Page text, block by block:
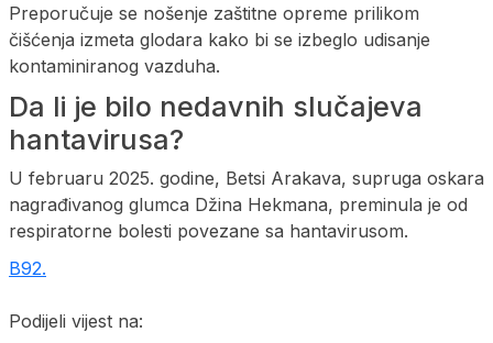
Preporučuje se nošenje zaštitne opreme prilikom
čišćenja izmeta glodara kako bi se izbeglo udisanje
kontaminiranog vazduha.
Da li je bilo nedavnih slučajeva
hantavirusa?
U februaru 2025. godine, Betsi Arakava, supruga oskara
nagrađivanog glumca Džina Hekmana, preminula je od
respiratorne bolesti povezane sa hantavirusom.
B92.
Podijeli vijest na: